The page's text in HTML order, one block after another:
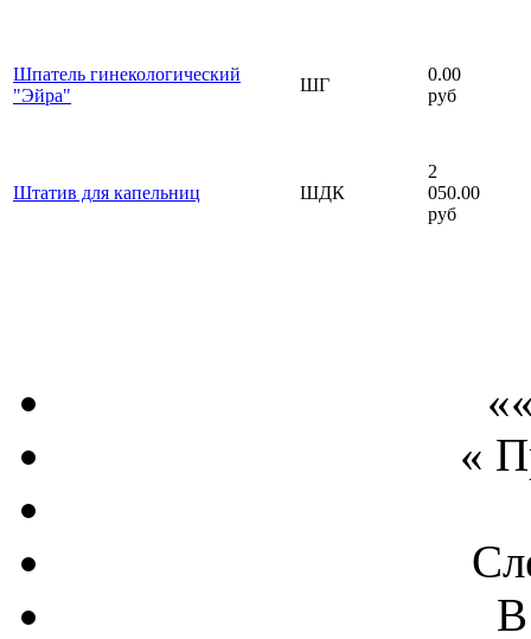
Шпатель гинекологический
"Эйра"
ШГ
0.00
руб
Штатив для капельниц ШДК
2
050.00
руб
«